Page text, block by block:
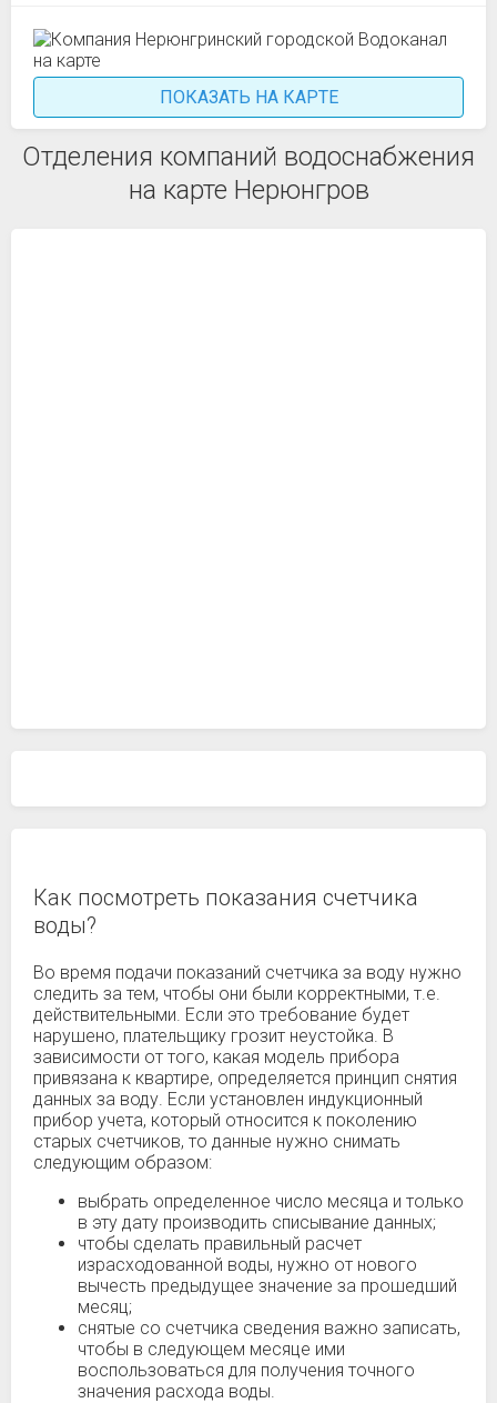
ПОКАЗАТЬ НА КАРТЕ
Отделения компаний водоснабжения
на карте Нерюнгров
Как посмотреть показания счетчика
воды?
Во время подачи показаний счетчика за воду нужно
следить за тем, чтобы они были корректными, т.е.
действительными. Если это требование будет
нарушено, плательщику грозит неустойка. В
зависимости от того, какая модель прибора
привязана к квартире, определяется принцип снятия
данных за воду. Если установлен индукционный
прибор учета, который относится к поколению
старых счетчиков, то данные нужно снимать
следующим образом:
выбрать определенное число месяца и только
в эту дату производить списывание данных;
чтобы сделать правильный расчет
израсходованной воды, нужно от нового
вычесть предыдущее значение за прошедший
месяц;
снятые со счетчика сведения важно записать,
чтобы в следующем месяце ими
воспользоваться для получения точного
значения расхода воды.